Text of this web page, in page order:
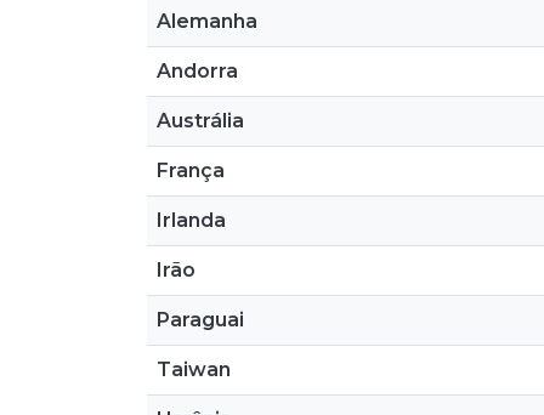
Alemanha
Andorra
Austrália
França
Irlanda
Irão
Paraguai
Taiwan